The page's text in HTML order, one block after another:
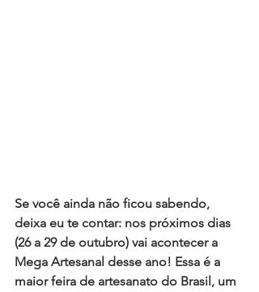
Se você ainda não ficou sabendo,
deixa eu te contar: nos próximos dias
(26 a 29 de outubro) vai acontecer a
Mega Artesanal desse ano! Essa é a
maior feira de artesanato do Brasil, um